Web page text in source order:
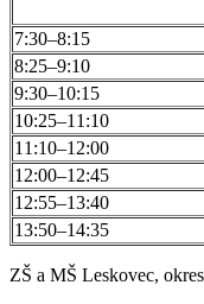
7:30–8:15
8:25–9:10
9:30–10:15
10:25–11:10
11:10–12:00
12:00–12:45
12:55–13:40
13:50–14:35
ZŠ a MŠ Leskovec,